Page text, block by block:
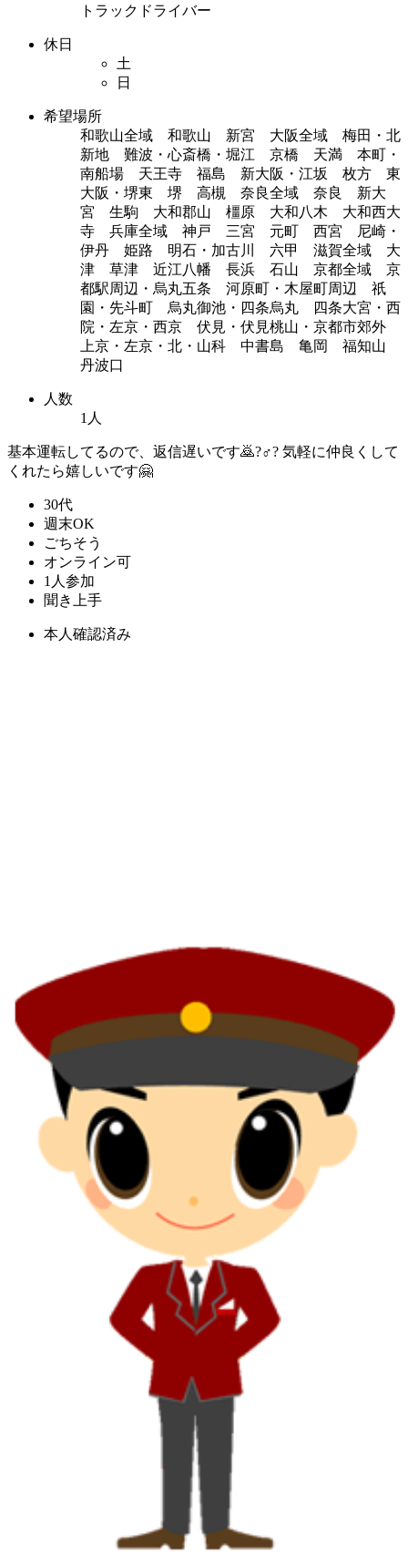
トラックドライバー
休日
土
日
希望場所
和歌山全域 和歌山 新宮 大阪全域 梅田・北
新地 難波・心斎橋・堀江 京橋 天満 本町・
南船場 天王寺 福島 新大阪・江坂 枚方 東
大阪・堺東 堺 高槻 奈良全域 奈良 新大
宮 生駒 大和郡山 橿原 大和八木 大和西大
寺 兵庫全域 神戸 三宮 元町 西宮 尼崎・
伊丹 姫路 明石・加古川 六甲 滋賀全域 大
津 草津 近江八幡 長浜 石山 京都全域 京
都駅周辺・烏丸五条 河原町・木屋町周辺 祇
園・先斗町 烏丸御池・四条烏丸 四条大宮・西
院・左京・西京 伏見・伏見桃山・京都市郊外
上京・左京・北・山科 中書島 亀岡 福知山
丹波口
人数
1人
基本運転してるので、返信遅いです🙇?♂? 気軽に仲良くして
くれたら嬉しいです🤗
30代
週末OK
ごちそう
オンライン可
1人参加
聞き上手
本人確認済み